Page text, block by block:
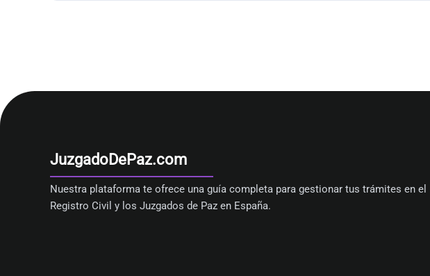
JuzgadoDePaz.com
Nuestra plataforma te ofrece una guía completa para gestionar tus trámites en el
Registro Civil y los Juzgados de Paz en España.